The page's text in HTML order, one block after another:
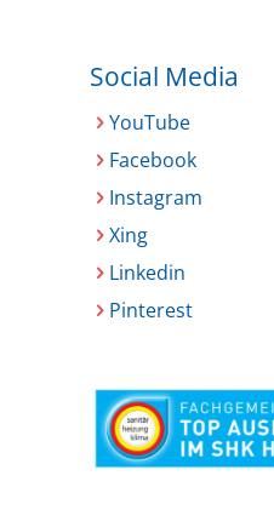
Social Media
YouTube
Facebook
Instagram
Xing
Linkedin
Pinterest